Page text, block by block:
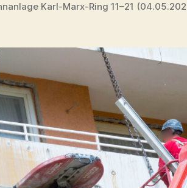
Karl-Marx-Ring 11–21